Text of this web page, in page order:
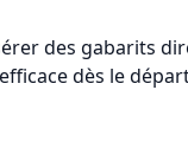
des gabarits
dès le